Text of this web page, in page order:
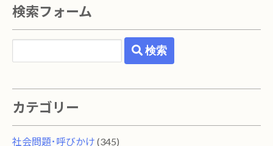
検索フォーム
検索
カテゴリー
社会問題･呼びかけ (345)